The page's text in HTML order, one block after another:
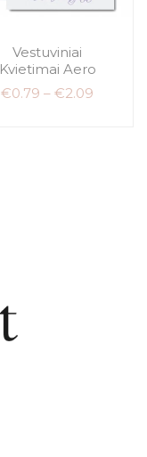
Vestuviniai
Kvietimai Aero
€0.79 – €2.09